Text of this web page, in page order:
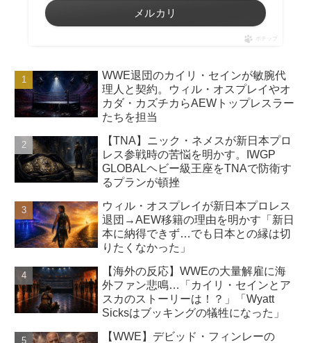
メルカリ
ポチップ
WWE退団のカイリ・セインが敏腕代
理人と契約。ウィル・オスプレイやオ
カダ・カズチカらAEWトップレスラー
たちを担当
【TNA】ニック・ネメスが新日本プロ
レス参戦時の苦悩を明かす。IWGP
GLOBALヘビー級王座をTNAで防衛す
るプランが頓挫
ウィル・オスプレイが新日本プロレス
退団→AEW移籍の理由を明かす「新日
本に納得できず…でも日本との縁は切
りたくなかった」
【海外の反応】WWEの大量解雇に海
外ファン悲鳴…「カイリ・セインとア
スカのストーリーは！？」「Wyatt
Sicksはブッキングの犠牲になった」
【WWE】デビッド・フィンレーの